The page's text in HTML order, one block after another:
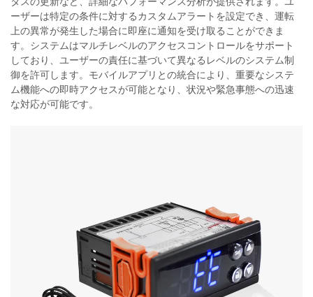
ーザーは特定の条件に対するカスタムアラートを設定でき、運転
上の異常が発生した場合に即座に通知を受け取ることができま
す。システムはマルチレベルのアクセスコントロールをサポート
しており、ユーザーの責任に基づいて異なるレベルのシステム制
御を許可します。モバイルアプリとの統合により、重要なシステ
ム機能への即時アクセスが可能となり、状況や緊急事態への迅速
な対応が可能です。